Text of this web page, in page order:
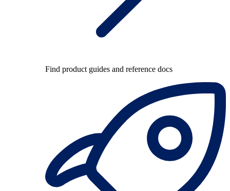
Find product guides and reference docs